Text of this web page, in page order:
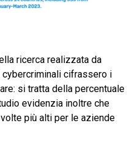
ricerca realizzata da
cifrassero i
si tratta della percentuale
evidenzia inoltre che
più alti per le aziende